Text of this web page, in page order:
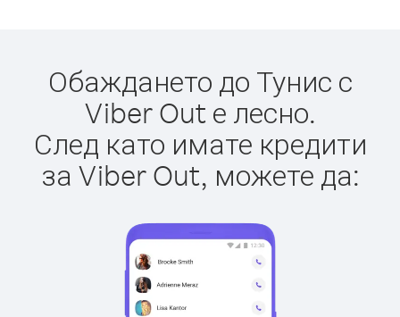
Обаждането до Тунис с
Viber Out е лесно.
След като имате кредити
за Viber Out, можете да: